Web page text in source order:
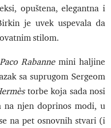
opuštena, elegantna i
je uvek uspevala da
stilom.
Paco Rabannemini haljine
sa suprugom Sergeom
torbe koja sada nosi
na njen doprinos modi, u
na pet osnovnih stvari (i